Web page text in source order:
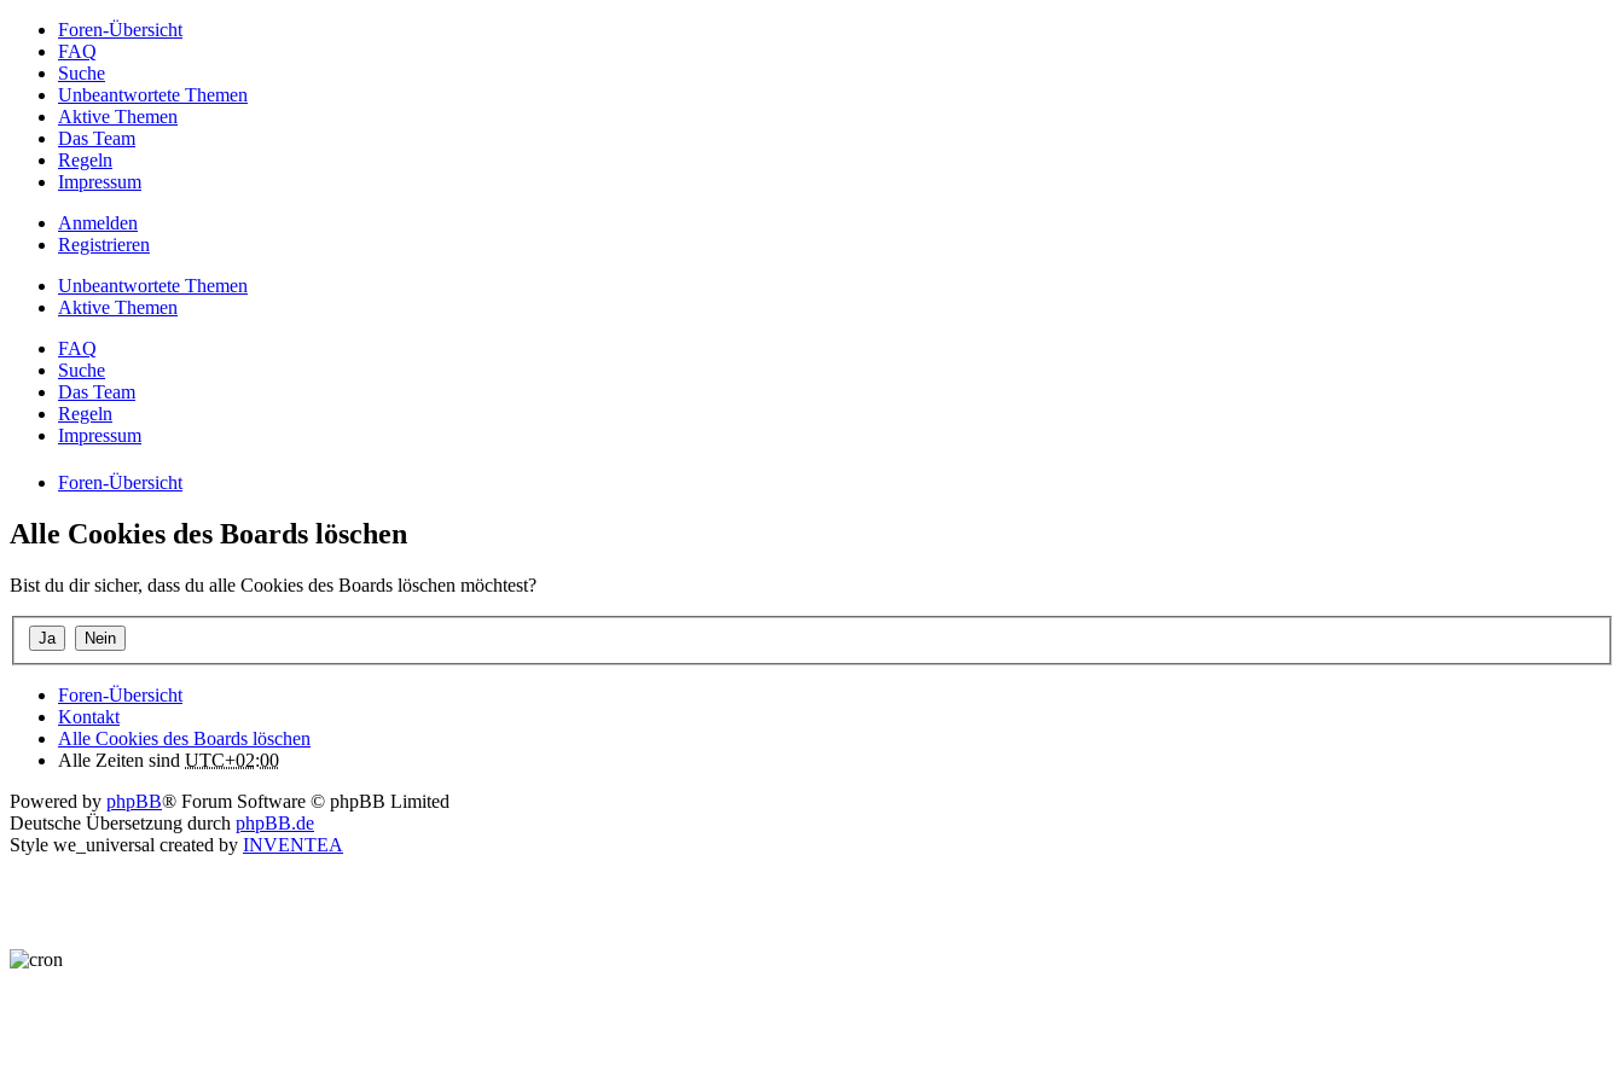
Foren-Übersicht
FAQ
Suche
Unbeantwortete Themen
Aktive Themen
Das Team
Regeln
Impressum
Anmelden
Registrieren
Unbeantwortete Themen
Aktive Themen
FAQ
Suche
Das Team
Regeln
Impressum
Foren-Übersicht
Alle Cookies des Boards löschen
Bist du dir sicher, dass du alle Cookies des Boards löschen möchtest?
Foren-Übersicht
Kontakt
Alle Cookies des Boards löschen
Alle Zeiten sind UTC+02:00
Powered by phpBB® Forum Software © phpBB Limited
Deutsche Übersetzung durch phpBB.de
Style we_universal created by INVENTEA